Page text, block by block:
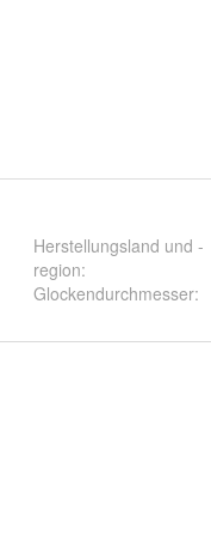
Herstellungsland und -
region:
Glockendurchmesser: